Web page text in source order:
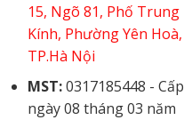
15, Ngõ 81, Phố Trung
Kính, Phường Yên Hoà,
TP.Hà Nội
MST:0317185448 - Cấp
ngày 08 tháng 03 năm